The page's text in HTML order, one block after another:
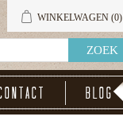
WINKELWAGEN (0)
Contact Blog